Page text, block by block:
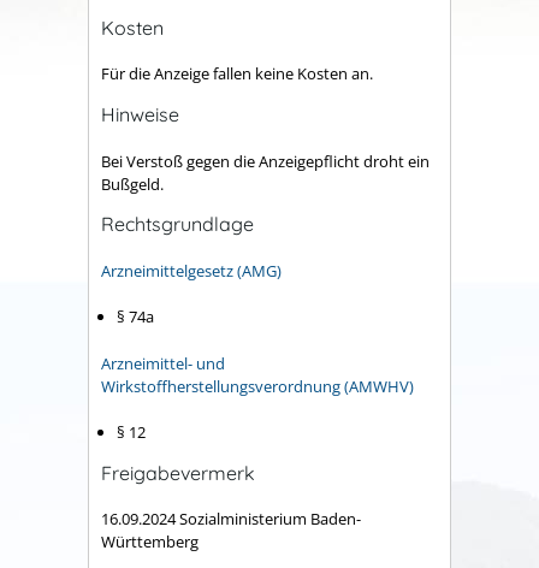
Kosten
Für die Anzeige fallen keine Kosten an.
Hinweise
Bei Verstoß gegen die Anzeigepflicht droht ein
Bußgeld.
Rechtsgrundlage
Arzneimittelgesetz (AMG)
§ 74a
Arzneimittel- und
Wirkstoffherstellungsverordnung (AMWHV)
§ 12
Freigabevermerk
16.09.2024 Sozialministerium Baden-
Württemberg